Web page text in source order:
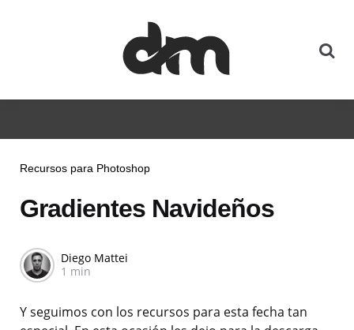
Recursos para Photoshop
Gradientes Navideños
Diego Mattei
1 min
Y seguimos con los recursos para esta fecha tan